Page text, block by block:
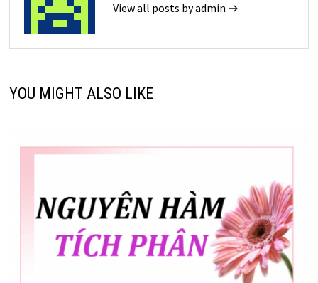
View all posts by admin →
YOU MIGHT ALSO LIKE